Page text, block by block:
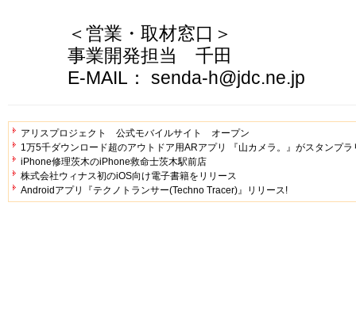
＜営業・取材窓口＞
事業開発担当 千田
E-MAIL： senda-h@jdc.ne.jp
アリスプロジェクト 公式モバイルサイト オープン
1万5千ダウンロード超のアウトドア用ARアプリ 『山カメラ。』がスタンプ
iPhone修理茨木のiPhone救命士茨木駅前店
株式会社ウィナス初のiOS向け電子書籍をリリース
Androidアプリ『テクノトランサー(Techno Tracer)』リリース!